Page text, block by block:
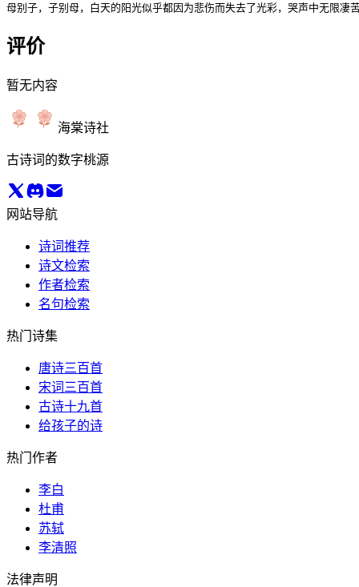
母别子，子别母，白天的阳光似乎都因为悲伤而失去了光彩，哭声中无限
评价
暂无内容
海棠诗社
古诗词的数字桃源
网站导航
诗词推荐
诗文检索
作者检索
名句检索
热门诗集
唐诗三百首
宋词三百首
古诗十九首
给孩子的诗
热门作者
李白
杜甫
苏轼
李清照
法律声明